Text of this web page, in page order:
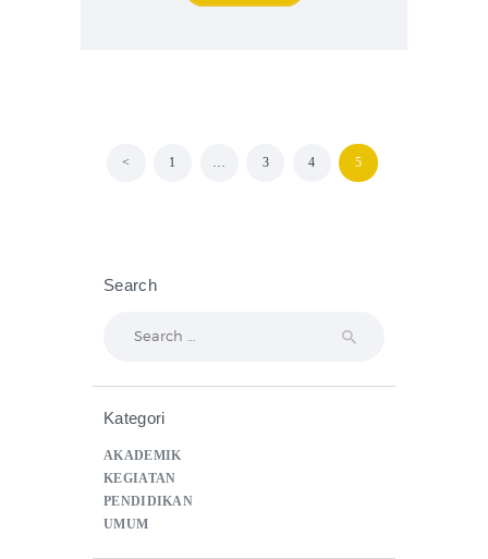
Posts
< PAGE
1 … PAGE
3 PAGE
4 PAGE
5
Search
Kategori
AKADEMIK
KEGIATAN
PENDIDIKAN
UMUM